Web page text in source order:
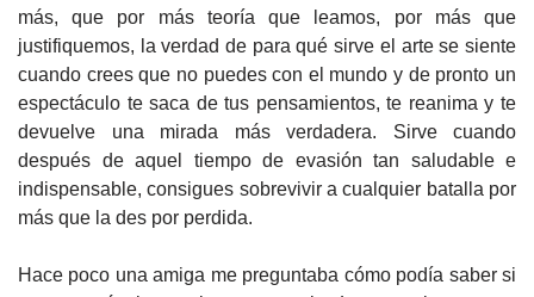
más, que por más teoría que leamos, por más que
justifiquemos, la verdad de para qué sirve el arte se siente
cuando crees que no puedes con el mundo y de pronto un
espectáculo te saca de tus pensamientos, te reanima y te
devuelve una mirada más verdadera. Sirve cuando
después de aquel tiempo de evasión tan saludable e
indispensable, consigues sobrevivir a cualquier batalla por
más que la des por perdida.
Hace poco una amiga me preguntaba cómo podía saber si